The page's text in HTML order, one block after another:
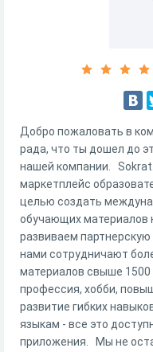
Добро пожаловать в
рада, что ты дошел до
нашей компании.
маркетплейс
целью создать
обучающих материалов
развиваем
нами сотрудничают
материалов свыше
профессия, хобби,
развитие гибких
языкам - все это
приложения. Мы не